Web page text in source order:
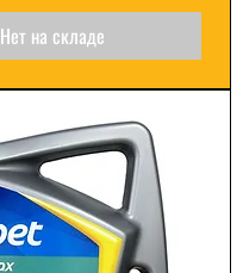
Нет на складе